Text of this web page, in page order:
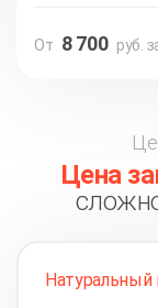
От 8 700 руб.
Цена
Натуральный